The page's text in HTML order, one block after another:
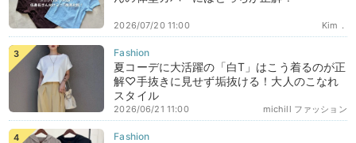
Kim．
2026/07/20 11:00
夏コーデに大活躍の「白T」はこう着るのが正
解♡手抜きに見せず垢抜ける！大人のこなれ
スタイル
michill ファッション
2026/06/21 11:00